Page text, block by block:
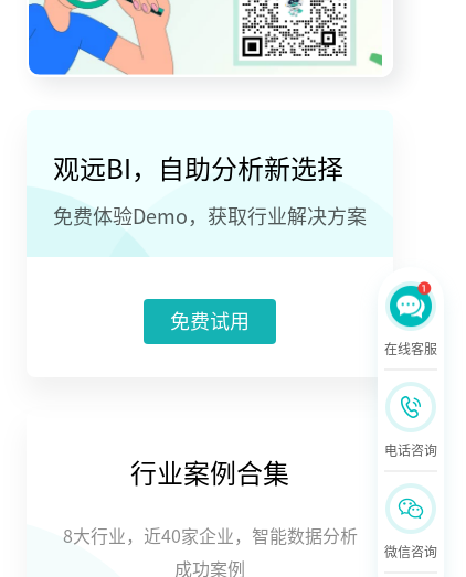
观远BI，自助分析新选择
免费体验Demo，获取行业解决方案
免费试用
行业案例合集
8大行业，近40家企业，智能数据分析
成功案例
在线客服
电话咨询
微信咨询